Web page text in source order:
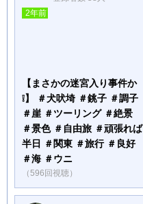
2年前
【まさかの迷宮入り事件か
❕】 ＃犬吠埼 ＃銚子 ＃調子
＃崖 ＃ツーリング ＃絶景
＃景色 ＃自由旅 ＃頑張れば
半日 ＃関東 ＃旅行 ＃良好
＃海 ＃ウニ
（596回視聴）